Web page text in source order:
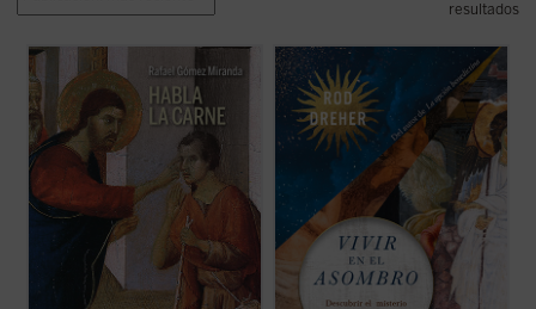
resultados
fragmentan y se reducen a meros
conceptos, Rafael Gómez Miranda nos
ofrece una exploración audaz sobre la
esencia de la carne como testigo
privilegiado del misterio divino. Habla la
carne
nos invita a ...
Rod Dreher narra cómo Occidente fue
perdiendo su capacidad de asombrarse,
cómo se «desencantó», y muestra, con
ejemplos concretos y profundamente
humanos, que ese encantamiento no ha
desaparecido: simplemente hemos
olvidado el sentido de la ...
(ver ficha)